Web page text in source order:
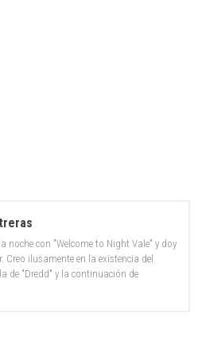
noche con "Welcome to Night Vale" y doy
Creo ilusamente en la existencia del
de "Dredd" y la continuación de